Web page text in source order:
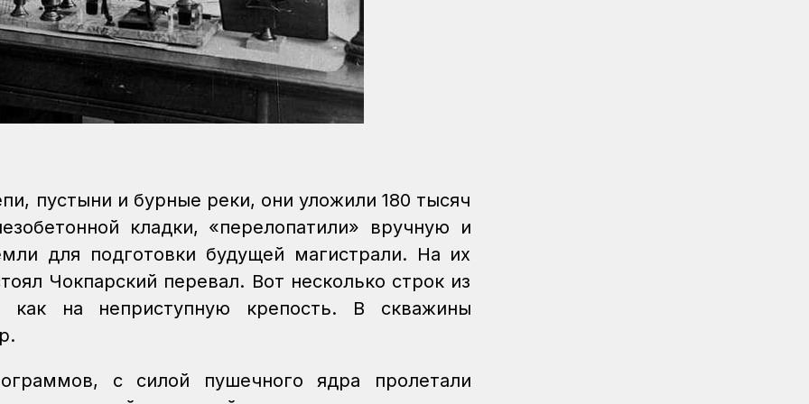
пустыни и бурные реки, они уложили 180 тысяч
кладки, «перелопатили» вручную и
для подготовки будущей магистрали. На их
Чокпарский перевал. Вот несколько строк из
на неприступную крепость. В скважины
с силой пушечного ядра пролетали